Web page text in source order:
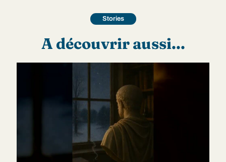
Stories
A découvrir aussi...